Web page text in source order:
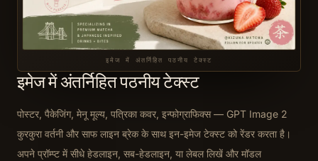
इमेज में अंतर्निहित पठनीय टेक्स्ट
इमेज में अंतर्निहित पठनीय टेक्स्ट
पोस्टर, पैकेजिंग, मेनू मूल्य, पत्रिका कवर, इन्फोग्राफिक्स — GPT Image 2
कुरकुरा वर्तनी और साफ लाइन ब्रेक के साथ इन-इमेज टेक्स्ट को रेंडर करता है।
अपने प्रॉम्प्ट में सीधे हेडलाइन, सब-हेडलाइन, या लेबल लिखें और मॉडल